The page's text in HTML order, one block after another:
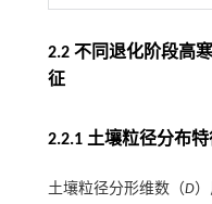
2.2 不同退化阶段高
征
2.2.1 土壤粒径分布特
土壤粒径分形维数（D